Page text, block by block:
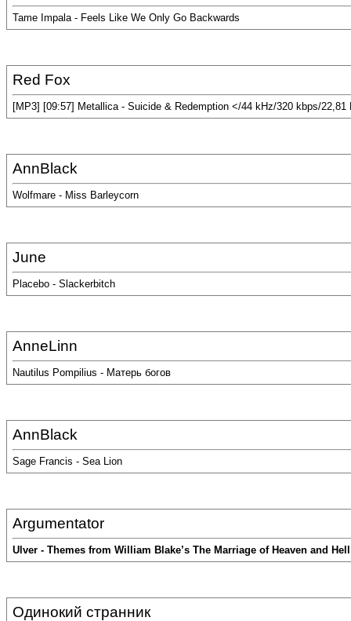
Tame Impala - Feels Like We Only Go Backwards
Red Fox
[MP3] [09:57] Metallica - Suicide & Redemption </44 kHz/320 kbps/22,81
AnnBlack
Wolfmare - Miss Barleycorn
June
Placebo - Slackerbitch
AnneLinn
Nautilus Pompilius - Матерь богов
AnnBlack
Sage Francis - Sea Lion
Argumentator
Ulver - Themes from William Blake’s The Marriage of Heaven and
Одинокий странник